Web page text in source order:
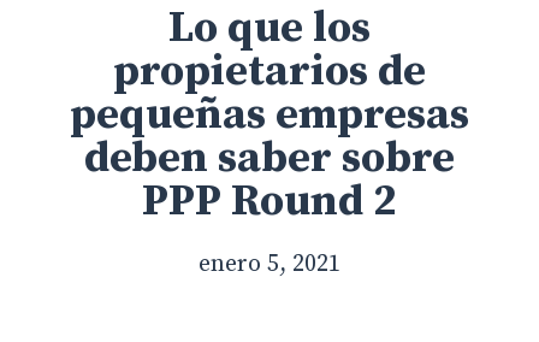
Lo que los
propietarios de
pequeñas empresas
deben saber sobre
PPP Round 2
enero 5, 2021